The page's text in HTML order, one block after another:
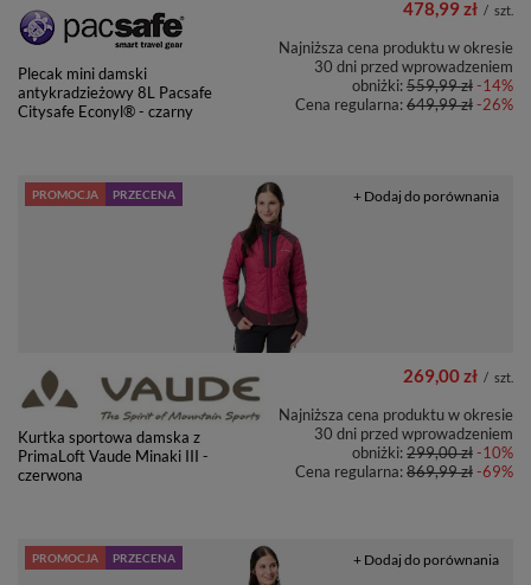
Plecak mini damski
antykradzieżowy 8L Pacsafe
Citysafe Econyl® - czarny
478,99 zł / szt.
Najniższa cena produktu w okresie
30 dni przed wprowadzeniem
obniżki:559,99 zł-14%
Cena regularna:649,99 zł-26%
PROMOCJA PRZECENA
Kurtka sportowa damska z
PrimaLoft Vaude Minaki III -
czerwona
269,00 zł / szt.
Najniższa cena produktu w okresie
30 dni przed wprowadzeniem
obniżki:299,00 zł-10%
Cena regularna:869,99 zł-69%
+ Dodaj do porównania
PROMOCJA PRZECENA + Dodaj do porównania